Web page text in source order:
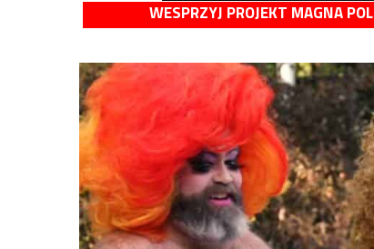
WESPRZYJ PROJEKT MAGNA